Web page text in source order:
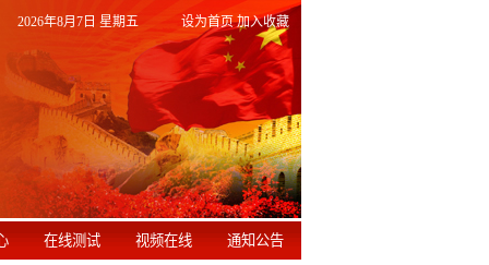
2026年8月7日 星期五 设为首页 加入收藏
在线测试 视频在线 通知公告